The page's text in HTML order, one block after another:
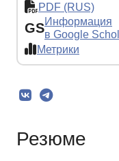
PDF (RUS)
GSИнформация
в Google
Метрики
Резюме